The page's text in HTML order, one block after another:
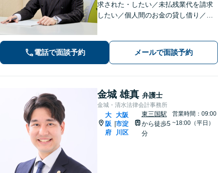
求された・したい／未払残業代を請求
したい／個人間のお金の貸し借り／交
り。【弁護士歴10年以上】【当日、夜
間・休日相談可】
電話で面談予約 メールで面談予約
金城 雄真 弁護士
金城・清水法律会計事務所
大
阪
府
大阪
市淀
川区
東三国駅
から徒歩5
分
営業時間：09:00
~18:00（平日）